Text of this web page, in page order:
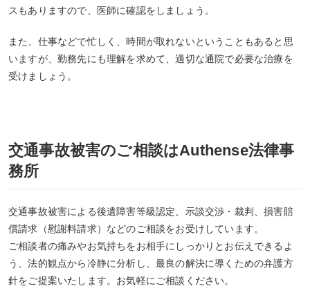
スもありますので、医師に確認をしましょう。
また、仕事などで忙しく、時間が取れないということもあると思
いますが、勤務先にも理解を求めて、適切な通院で必要な治療を
受けましょう。
交通事故被害のご相談はAuthense法律事
務所
交通事故被害による後遺障害等級認定、示談交渉・裁判、損害賠
償請求（慰謝料請求）などのご相談をお受けしています。
ご相談者の痛みやお気持ちをお相手にしっかりとお伝えできるよ
う、法的観点から冷静に分析し、最良の解決に導くための弁護方
針をご提案いたします。お気軽にご相談ください。